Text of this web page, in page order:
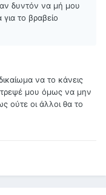
δυντόν να μή μου
το βραβείο
να το κάνεις
μου όμως να μην
ούτε οι άλλοι θα το